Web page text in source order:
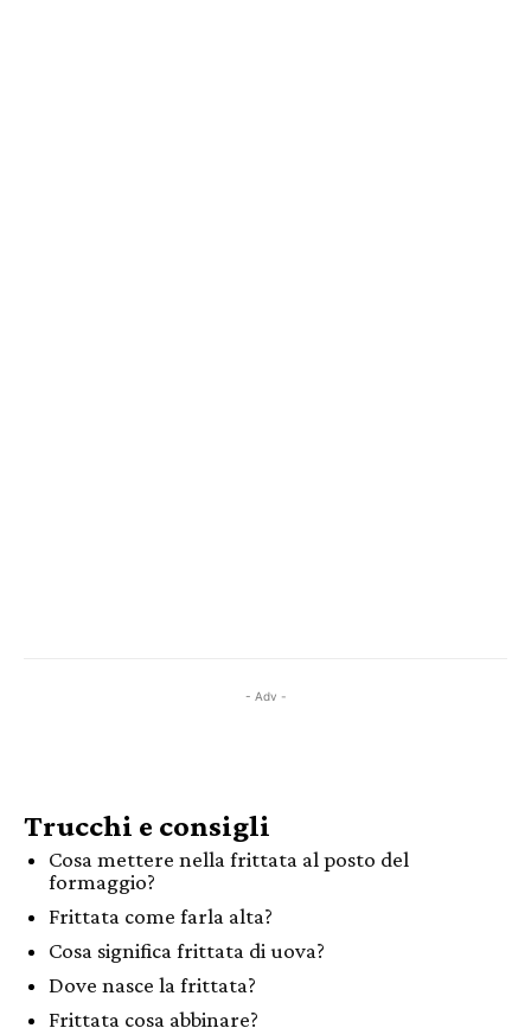
- Adv -
Trucchi e consigli
Cosa mettere nella frittata al posto del
formaggio?
Frittata come farla alta?
Cosa significa frittata di uova?
Dove nasce la frittata?
Frittata cosa abbinare?